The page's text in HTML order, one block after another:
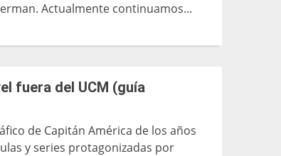
Actualmente continuamos...
fuera del UCM (guía
de Capitán América de los años
y series protagonizadas por